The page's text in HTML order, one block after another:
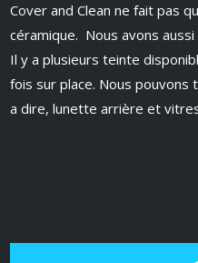
Cover and Clean ne fait pas
céramique. Nous avons
Il y a plusieurs teinte
fois sur place. Nous
a dire, lunette arrière et